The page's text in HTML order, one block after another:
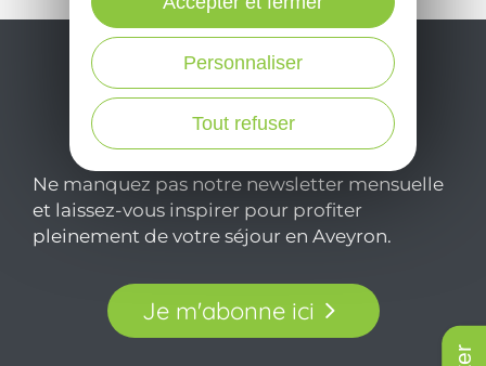
Ne manquez pas notre newsletter mensuelle
et laissez-vous inspirer pour profiter
pleinement de votre séjour en Aveyron.
Je m'abonne ici
Tout refuser
Personnaliser